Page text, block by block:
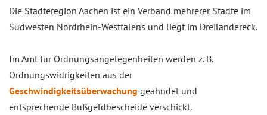
Die Städteregion Aachen ist ein Verband mehrerer Städte im
Südwesten Nordrhein-Westfalens und liegt im Dreiländereck.
Im Amt für Ordnungsangelegenheiten werden z. B.
Ordnungswidrigkeiten aus der
Geschwindigkeitsüberwachung geahndet und
entsprechende Bußgeldbescheide verschickt.